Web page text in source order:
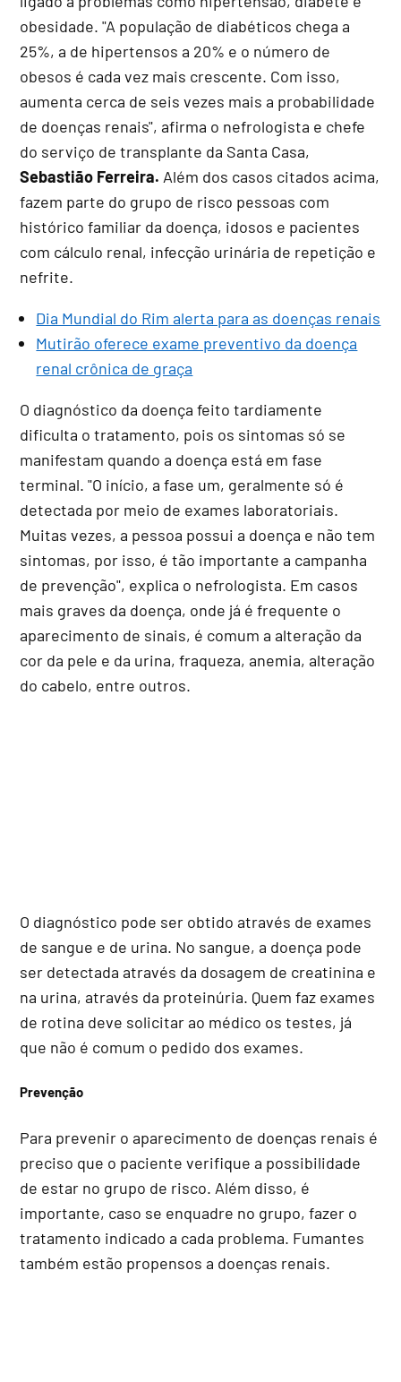
obesidade. "A população de diabéticos chega a
25%, a de hipertensos a 20% e o número de
obesos é cada vez mais crescente. Com isso,
aumenta cerca de seis vezes mais a probabilidade
de doenças renais", afirma o nefrologista e chefe
do serviço de transplante da Santa Casa,
Sebastião Ferreira. Além dos casos citados acima,
fazem parte do grupo de risco pessoas com
histórico familiar da doença, idosos e pacientes
com cálculo renal, infecção urinária de repetição e
nefrite.
Dia Mundial do Rim alerta para as doenças renais
Mutirão oferece exame preventivo da doença
renal crônica de graça
O diagnóstico da doença feito tardiamente
dificulta o tratamento, pois os sintomas só se
manifestam quando a doença está em fase
terminal. "O início, a fase um, geralmente só é
detectada por meio de exames laboratoriais.
Muitas vezes, a pessoa possui a doença e não tem
sintomas, por isso, é tão importante a campanha
de prevenção", explica o nefrologista. Em casos
mais graves da doença, onde já é frequente o
aparecimento de sinais, é comum a alteração da
cor da pele e da urina, fraqueza, anemia, alteração
do cabelo, entre outros.
O diagnóstico pode ser obtido através de exames
de sangue e de urina. No sangue, a doença pode
ser detectada através da dosagem de creatinina e
na urina, através da proteinúria. Quem faz exames
de rotina deve solicitar ao médico os testes, já
que não é comum o pedido dos exames.
Prevenção
Para prevenir o aparecimento de doenças renais é
preciso que o paciente verifique a possibilidade
de estar no grupo de risco. Além disso, é
importante, caso se enquadre no grupo, fazer o
tratamento indicado a cada problema. Fumantes
também estão propensos a doenças renais.